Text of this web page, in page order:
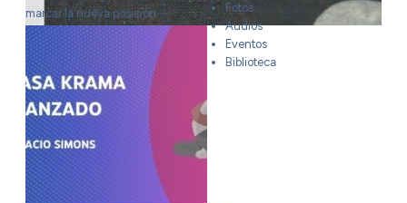
Fotos
Audios
Eventos
Biblioteca
marcar la nueva posición